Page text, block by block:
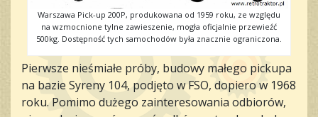
Warszawa Pick-up 200P, produkowana od 1959 roku, ze względu
na wzmocnione tylne zawieszenie, mogła oficjalnie przewieźć
500kg. Dostępność tych samochodów była znacznie ograniczona.
Pierwsze nieśmiałe próby, budowy małego pickupa
na bazie Syreny 104, podjęto w FSO, dopiero w 1968
roku. Pomimo dużego zainteresowania odbiorów,